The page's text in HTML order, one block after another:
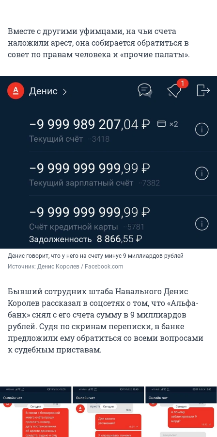
Вместе с другими уфимцами, на чьи счета
наложили арест, она собирается обратиться в
совет по правам человека и «прочие палаты».
Денис говорит, что у него на счету минус 9 миллиардов рублей
Источник: Денис Королев / Facebook.com
Бывший сотрудник штаба Навального Денис
Королев рассказал в соцсетях о том, что «Альфа-
банк» снял с его счета сумму в 9 миллиардов
рублей. Судя по скринам переписки, в банке
предложили ему обратиться со всеми вопросами
к судебным приставам.